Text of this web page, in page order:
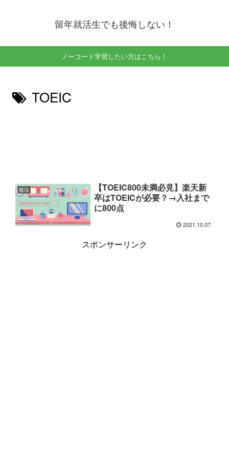
留年就活生でも後悔しない！
ノーコード学習したい方はこちら！
TOEIC
就活
【TOEIC800未満必見】楽天新
卒はTOEICが必要？→入社まで
に800点
2021.10.07
スポンサーリンク